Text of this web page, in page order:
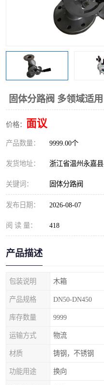
固体分路阀 多领域适用
价格： 面议
产品数量： 9999.00个
发货地址： 浙江省温州永嘉县
关键词： 固体分路阀
发布日期： 2026-08-07
阅 读 量： 418
产品描述
包装说明 木箱
产品规格 DN50-DN450
库存数量 9999
运输方式 物流
材质 铸钢，不锈钢
功能用途 换向